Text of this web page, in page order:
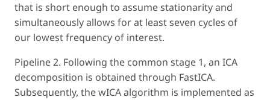
that is short enough to assume stationarity and
simultaneously allows for at least seven cycles of
our lowest frequency of interest.
Pipeline 2. Following the common stage 1, an ICA
decomposition is obtained through FastICA.
Subsequently, the wICA algorithm is implemented as